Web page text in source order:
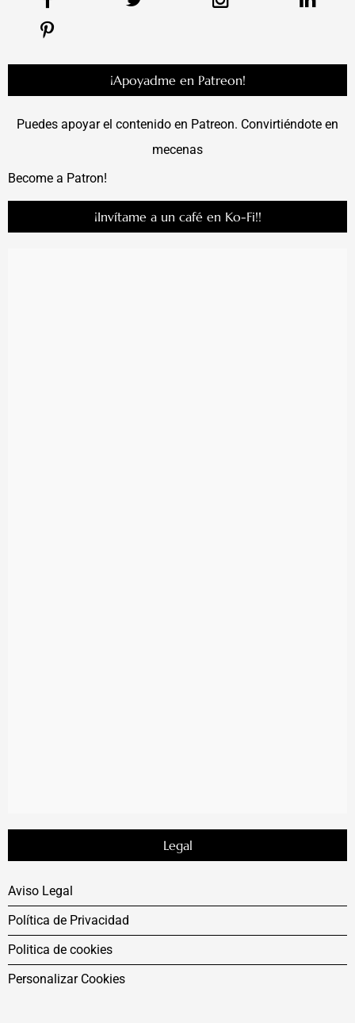
¡Apoyadme en Patreon!
Puedes apoyar el contenido en Patreon. Convirtiéndote en
mecenas
Become a Patron!
¡Invítame a un café en Ko-Fi!!
Legal
Aviso Legal
Política de Privacidad
Politica de cookies
Personalizar Cookies